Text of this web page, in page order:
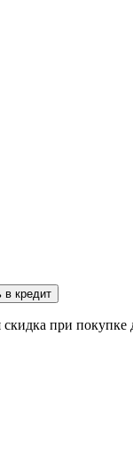
в кредит
при покупке